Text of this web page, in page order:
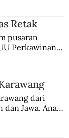
Retak
pusaran
Perkawinan.
dari
dan Jawa. Anak